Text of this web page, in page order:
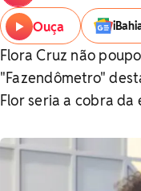
Ouça
Flora Cruz não
"Fazendômetro"
Flor seria a cobra da